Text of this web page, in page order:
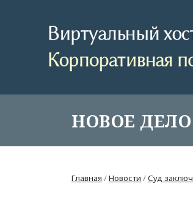
НОВОЕ ДЕЛО
Главная /Новости /Суд